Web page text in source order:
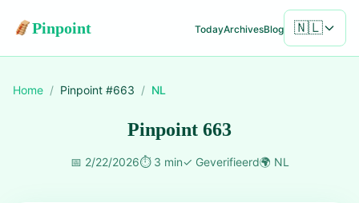
Pinpoint TodayArchivesBlog 🇳🇱
Home / Pinpoint #663 / NL
Pinpoint 663
📅 2/22/2026⏱️ 3 min✓ Geverifieerd🌍 NL